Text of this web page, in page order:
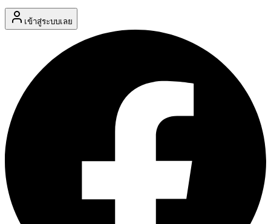
เข้าสู่ระบบเลย